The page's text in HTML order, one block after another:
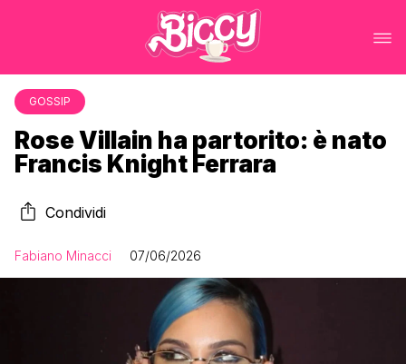
GOSSIP
Rose Villain ha partorito: è nato
Francis Knight Ferrara
Condividi
Fabiano Minacci 07/06/2026